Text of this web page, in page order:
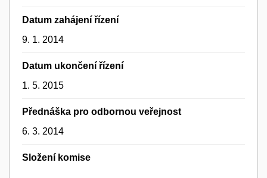
Datum zahájení řízení
9. 1. 2014
Datum ukončení řízení
1. 5. 2015
Přednáška pro odbornou veřejnost
6. 3. 2014
Složení komise